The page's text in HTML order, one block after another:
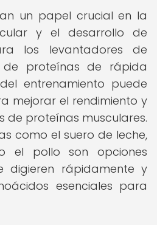
un papel crucial en la
y el desarrollo de
los levantadores de
proteínas de rápida
entrenamiento puede
mejorar el rendimiento y
de proteínas musculares.
como el suero de leche,
el pollo son opciones
digieren rápidamente y
esenciales para